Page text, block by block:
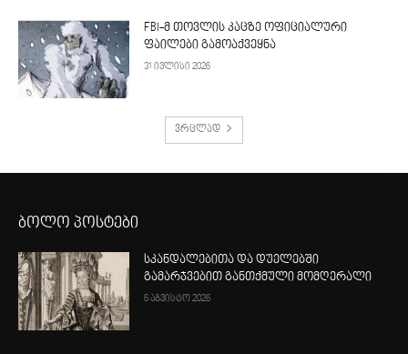
FBI-მ თოვლის კაცზე ოფიციალური
ფაილები გამოაქვეყნა
31 ივლისი 2026
ვრცლად
ბოლო პოსტები
სკანდალებითა და დუელებში
გამარჯვებით განთქმული მომღერალი
6 აგვისტო 2026